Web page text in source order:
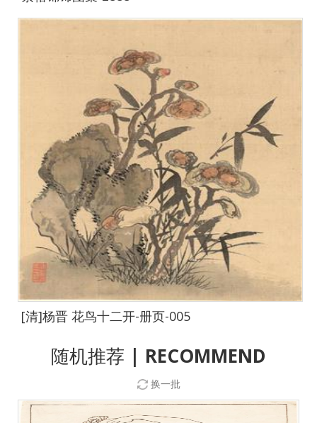
[清]杨晋 花鸟十二开-册页-005
随机推荐 | RECOMMEND
换一批